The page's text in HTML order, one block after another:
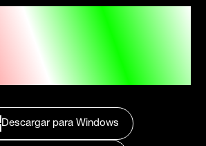
Descargar para Windows